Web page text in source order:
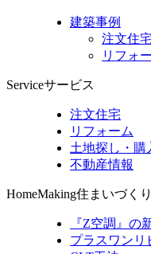
建築事例
注文住
リフォ
Serviceサービス
注文住宅
リフォーム
土地探し・購
不動産情報
HomeMaking住まいづく
『Z空調』の
プラスワンリ